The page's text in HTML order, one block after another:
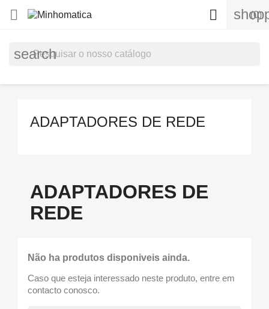
 (0)

search
ADAPTADORES DE REDE
ADAPTADORES DE
REDE
Não ha produtos disponiveis ainda.
Caso que esteja interessado neste produto, entre em
contacto conosco.